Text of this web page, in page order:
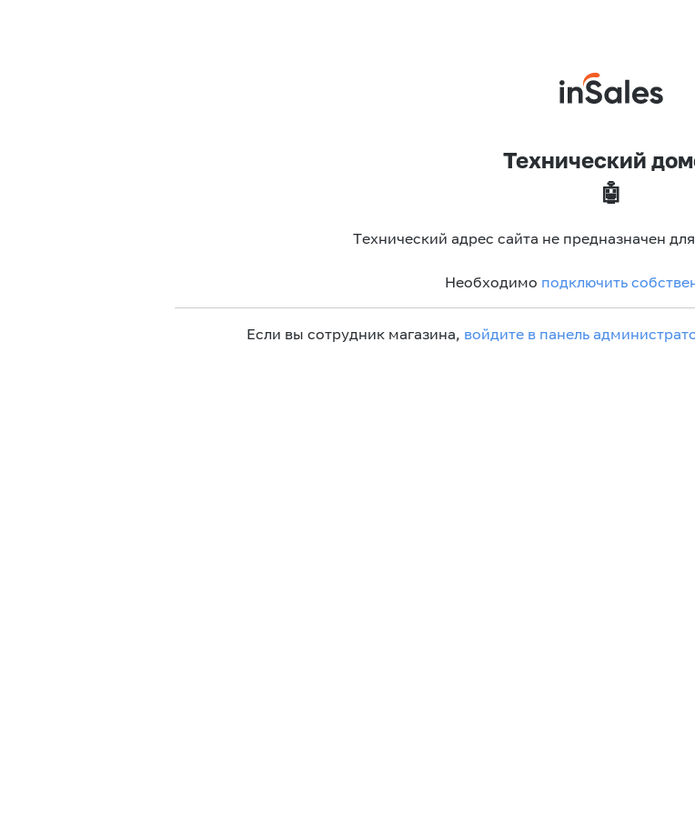
Технический
🤖
Технический адрес сайта не предназначен
Необходимо подключить
Если вы сотрудник магазина, войдите в панель